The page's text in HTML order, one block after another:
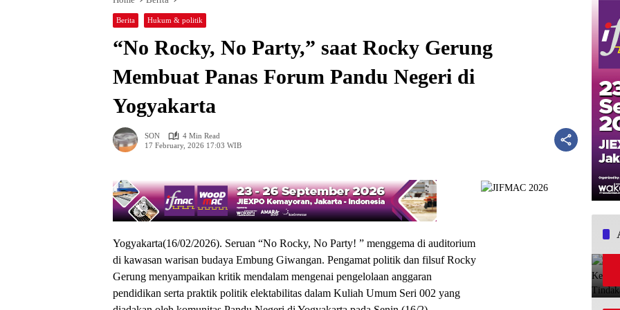
Berita Hukum & politik
“No Rocky, No Party,” saat Rocky Gerung
Membuat Panas Forum Pandu Negeri di
Yogyakarta
SON
4 Min Read
17 February, 2026 17:03 WIB
Yogyakarta(16/02/2026). Seruan “No Rocky, No Party! ” menggema di auditorium
di kawasan warisan budaya Embung Giwangan. Pengamat politik dan filsuf Rocky
Gerung menyampaikan kritik mendalam mengenai pengelolaan anggaran
pendidikan serta praktik politik elektabilitas dalam Kuliah Umum Seri 002 yang